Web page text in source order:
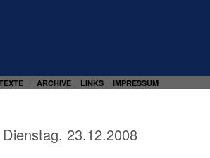
| ARCHIVE LINKS IMPRESSUM
Dienstag, 23.12.2008